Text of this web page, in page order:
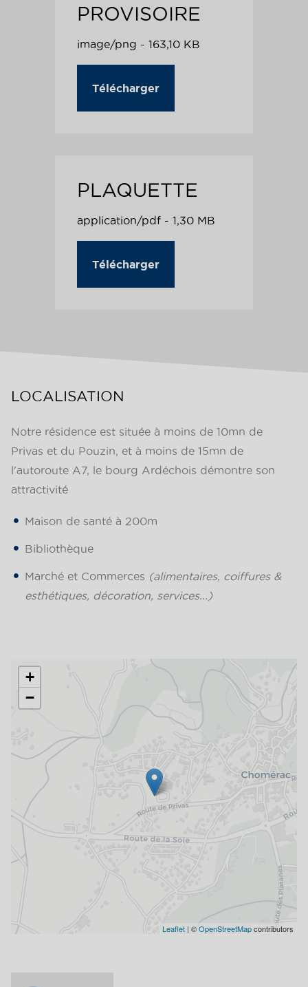
PROVISOIRE
image/png - 163,10 KB
Télécharger
PLAQUETTE
application/pdf - 1,30 MB
Télécharger
LOCALISATION
Notre résidence est située à moins de 10mn de
Privas et du Pouzin, et à moins de 15mn de
l'autoroute A7, le bourg Ardéchois démontre son
attractivité
Maison de santé à 200m
Bibliothèque
Marché et Commerces (alimentaires, coiffures &
esthétiques, décoration, services...)
+
−
Leaflet | ©OpenStreetMapcontributors